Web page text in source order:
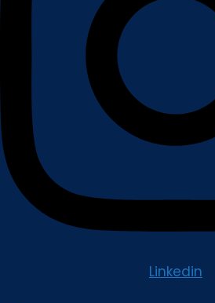
Linkedin